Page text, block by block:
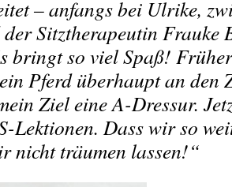
– anfangs bei Ulrike,
Sitztherapeutin Frauke
bringt so viel Spaß!
Pferd überhaupt an den
Ziel eine A-Dressur.
Lektionen. Dass wir so
nicht träumen lassen!“